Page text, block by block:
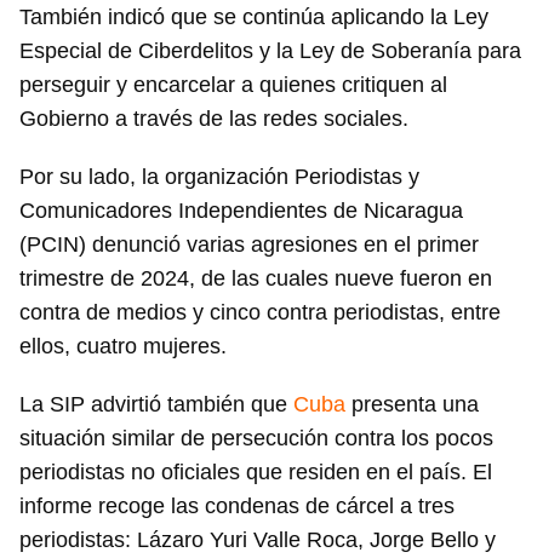
También indicó que se continúa aplicando la Ley
Especial de Ciberdelitos y la Ley de Soberanía para
perseguir y encarcelar a quienes critiquen al
Gobierno a través de las redes sociales.
Por su lado, la organización Periodistas y
Comunicadores Independientes de Nicaragua
(PCIN) denunció varias agresiones en el primer
trimestre de 2024, de las cuales nueve fueron en
contra de medios y cinco contra periodistas, entre
ellos, cuatro mujeres.
La SIP advirtió también que Cuba presenta una
situación similar de persecución contra los pocos
periodistas no oficiales que residen en el país. El
informe recoge las condenas de cárcel a tres
periodistas: Lázaro Yuri Valle Roca, Jorge Bello y